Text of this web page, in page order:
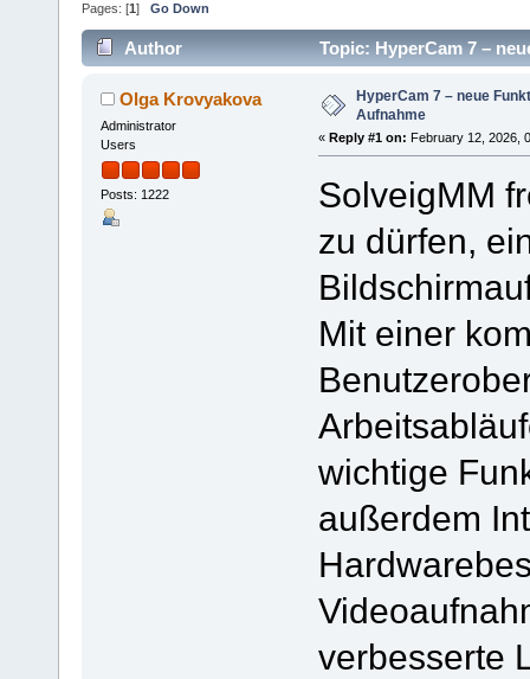
Pages: [1 ] Go Down
Author Topic: HyperCam 7 –
Olga Krovyakova
Administrator
Users
Posts: 1222
HyperCam 7 – neue
Aufnahme
« Reply #1 on: February 12, 2026,
SolveigMM
zu dürfen,
Mit einer
wichtige
außerdem
verbesserte